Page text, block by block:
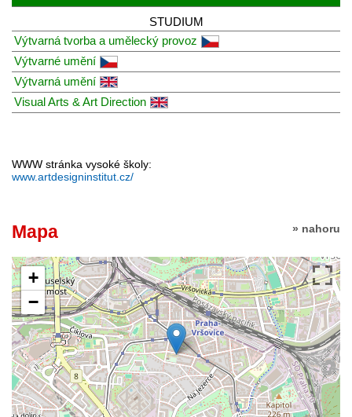
STUDIUM
Výtvarná tvorba a umělecký provoz
Výtvarné umění
Výtvarná umění
Visual Arts & Art Direction
WWW stránka vysoké školy:
www.artdesigninstitut.cz/
» nahoru
Mapa
+
−